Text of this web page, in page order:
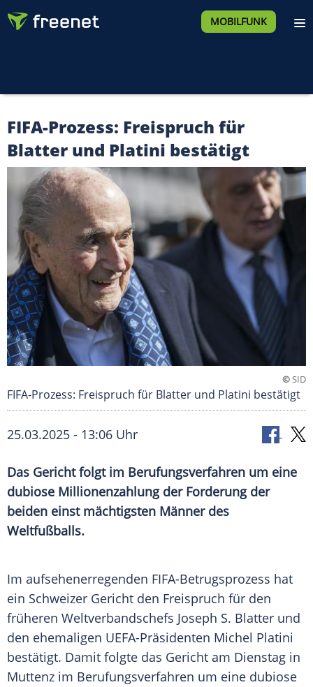
MOBILFUNK
FIFA-Prozess: Freispruch für
Blatter und Platini bestätigt
©SID
FIFA-Prozess: Freispruch für Blatter und Platini bestätigt
25.03.2025 - 13:06 Uhr
Das Gericht folgt im Berufungsverfahren um eine
dubiose Millionenzahlung der Forderung der
beiden einst mächtigsten Männer des
Weltfußballs.
Im aufsehenerregenden FIFA-Betrugsprozess hat
ein Schweizer Gericht den Freispruch für den
früheren Weltverbandschefs Joseph S. Blatter und
den ehemaligen UEFA-Präsidenten Michel Platini
bestätigt. Damit folgte das Gericht am Dienstag in
Muttenz im Berufungsverfahren um eine dubiose